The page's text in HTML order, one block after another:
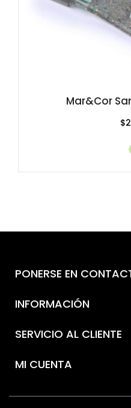
Mar&Cor
PONERSE EN
INFORMACIÓN
SERVICIO AL CLIENTE
MI CUENTA